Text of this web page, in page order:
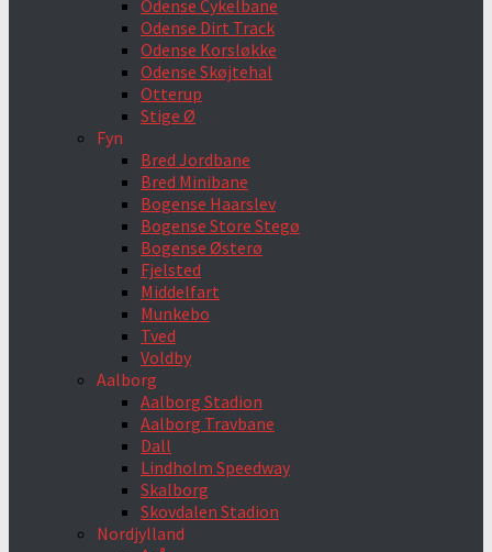
Odense Cykelbane
Odense Dirt Track
Odense Korsløkke
Odense Skøjtehal
Otterup
Stige Ø
Fyn
Bred Jordbane
Bred Minibane
Bogense Haarslev
Bogense Store Stegø
Bogense Østerø
Fjelsted
Middelfart
Munkebo
Tved
Voldby
Aalborg
Aalborg Stadion
Aalborg Travbane
Dall
Lindholm Speedway
Skalborg
Skovdalen Stadion
Nordjylland